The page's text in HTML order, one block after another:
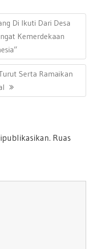
Di Ikuti Dari Desa
Kemerdekaan
Serta Ramaikan
Ruas